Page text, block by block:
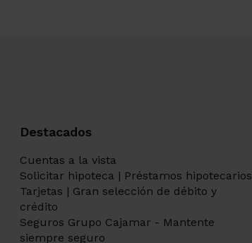
Destacados
Cuentas a la vista
Solicitar hipoteca | Préstamos hipotecarios
Tarjetas | Gran selección de débito y
crédito
Seguros Grupo Cajamar - Mantente
siempre seguro